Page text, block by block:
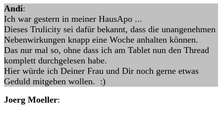
Andi:
Ich war gestern in meiner HausApo ...
Dieses Trulicity sei dafür bekannt, dass die unangenehmen
Nebenwirkungen knapp eine Woche anhalten können.
Das nur mal so, ohne dass ich am Tablet nun den Thread
komplett durchgelesen habe.
Hier würde ich Deiner Frau und Dir noch gerne etwas
Geduld mitgeben wollen. :)
Joerg Moeller: